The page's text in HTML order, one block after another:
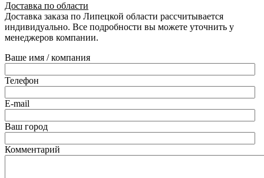
Доставка по области
Доставка заказа по Липецкой области рассчитывается
индивидуально. Все подробности вы можете уточнить у
менеджеров компании.
Ваше имя / компания
Телефон
E-mail
Ваш город
Комментарий